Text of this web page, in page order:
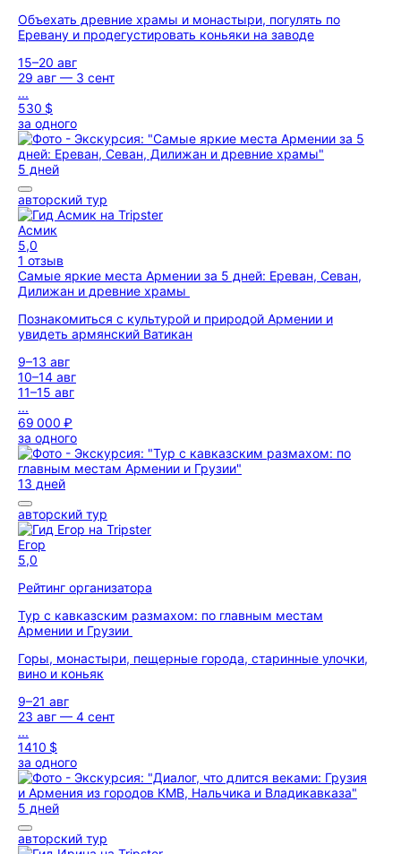
Объехать древние храмы и монастыри, погулять по
Еревану и продегустировать коньяки на заводе
15–20 авг
29 авг — 3 сент
...
530 $
за одного
5 дней
авторский тур
Асмик
5,0
1 отзыв
Самые яркие места Армении за 5 дней: Ереван, Севан,
Дилижан и древние храмы
Познакомиться с культурой и природой Армении и
увидеть армянский Ватикан
9–13 авг
10–14 авг
11–15 авг
...
69 000 ₽
за одного
13 дней
авторский тур
Егор
5,0
Рейтинг организатора
Тур с кавказским размахом: по главным местам
Армении и Грузии
Горы, монастыри, пещерные города, старинные улочки,
вино и коньяк
9–21 авг
23 авг — 4 сент
...
1410 $
за одного
5 дней
авторский тур